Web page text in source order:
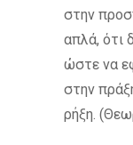
στην
απλά, ότι
ώστε να
στην
ρήξη.